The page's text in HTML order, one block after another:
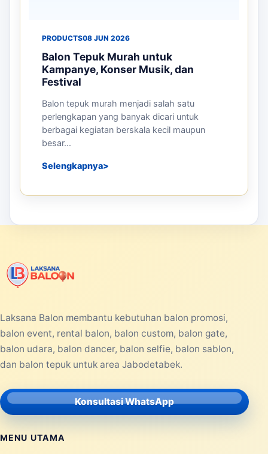
PRODUCTS08 JUN 2026
Balon Tepuk Murah untuk
Kampanye, Konser Musik, dan
Festival
Balon tepuk murah menjadi salah satu
perlengkapan yang banyak dicari untuk
berbagai kegiatan berskala kecil maupun
besar...
Selengkapnya
Laksana Balon membantu kebutuhan balon promosi,
balon event, rental balon, balon custom, balon gate,
balon udara, balon dancer, balon selfie, balon sablon,
dan balon tepuk untuk area Jabodetabek.
Konsultasi WhatsApp
MENU UTAMA